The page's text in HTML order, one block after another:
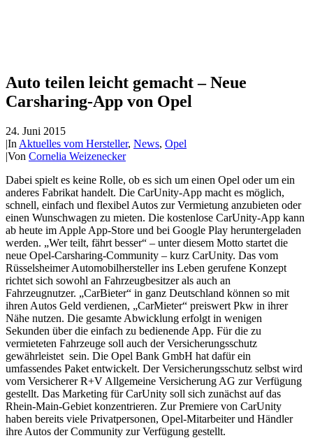
Auto teilen leicht gemacht – Neue
Carsharing-App von Opel
24. Juni 2015
|In Aktuelles vom Hersteller, News, Opel
|Von Cornelia Weizenecker
Dabei spielt es keine Rolle, ob es sich um einen Opel oder um ein
anderes Fabrikat handelt. Die CarUnity-App macht es möglich,
schnell, einfach und flexibel Autos zur Vermietung anzubieten oder
einen Wunschwagen zu mieten. Die kostenlose CarUnity-App kann
ab heute im Apple App-Store und bei Google Play heruntergeladen
werden. „Wer teilt, fährt besser“ – unter diesem Motto startet die
neue Opel-Carsharing-Community – kurz CarUnity. Das vom
Rüsselsheimer Automobilhersteller ins Leben gerufene Konzept
richtet sich sowohl an Fahrzeugbesitzer als auch an
Fahrzeugnutzer. „CarBieter“ in ganz Deutschland können so mit
ihren Autos Geld verdienen, „CarMieter“ preiswert Pkw in ihrer
Nähe nutzen. Die gesamte Abwicklung erfolgt in wenigen
Sekunden über die einfach zu bedienende App. Für die zu
vermieteten Fahrzeuge soll auch der Versicherungsschutz
gewährleistet sein. Die Opel Bank GmbH hat dafür ein
umfassendes Paket entwickelt. Der Versicherungsschutz selbst wird
vom Versicherer R+V Allgemeine Versicherung AG zur Verfügung
gestellt. Das Marketing für CarUnity soll sich zunächst auf das
Rhein-Main-Gebiet konzentrieren. Zur Premiere von CarUnity
haben bereits viele Privatpersonen, Opel-Mitarbeiter und Händler
ihre Autos der Community zur Verfügung gestellt.